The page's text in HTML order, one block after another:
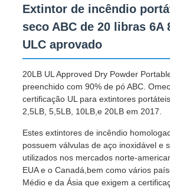
Extintor de incêndio
seco ABC de 20 libras 6A
ULC aprovado
20LB UL Approved Dry Powder
preenchido com 90% de pó ABC.
certificação UL para extintores
2,5LB, 5,5LB, 10LB,e 20LB em 2017.
Estes extintores de incêndio
possuem válvulas de aço inoxidável e
utilizados nos mercados norte-
EUA e o Canadá,bem como vários
Médio e da Ásia que exigem a